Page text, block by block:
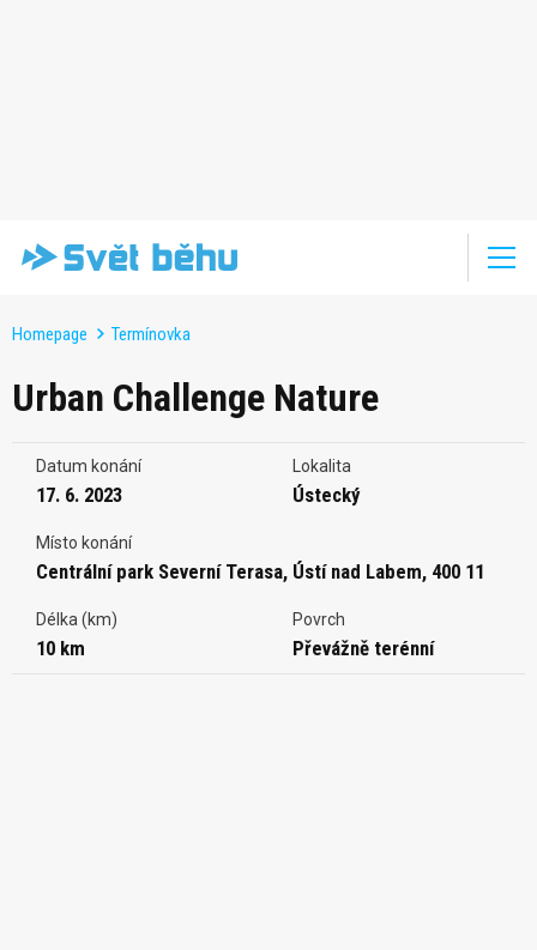
Homepage Termínovka
Urban Challenge Nature
Datum konání
17. 6. 2023
Lokalita
Ústecký
Místo konání
Centrální park Severní Terasa, Ústí nad Labem, 400 11
Délka (km)
10 km
Povrch
Převážně terénní